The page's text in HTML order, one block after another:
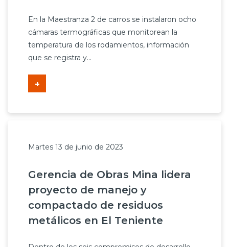
En la Maestranza 2 de carros se instalaron ocho
cámaras termográficas que monitorean la
temperatura de los rodamientos, información
que se registra y...
+
Martes 13 de junio de 2023
Gerencia de Obras Mina lidera
proyecto de manejo y
compactado de residuos
metálicos en El Teniente